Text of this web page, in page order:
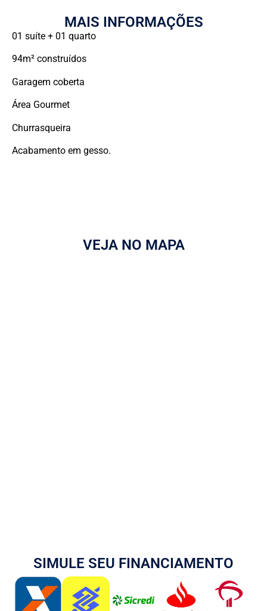
MAIS INFORMAÇÕES
01 suíte + 01 quarto
94m² construídos
Garagem coberta
Área Gourmet
Churrasqueira
Acabamento em gesso.
VEJA NO MAPA
SIMULE SEU FINANCIAMENTO